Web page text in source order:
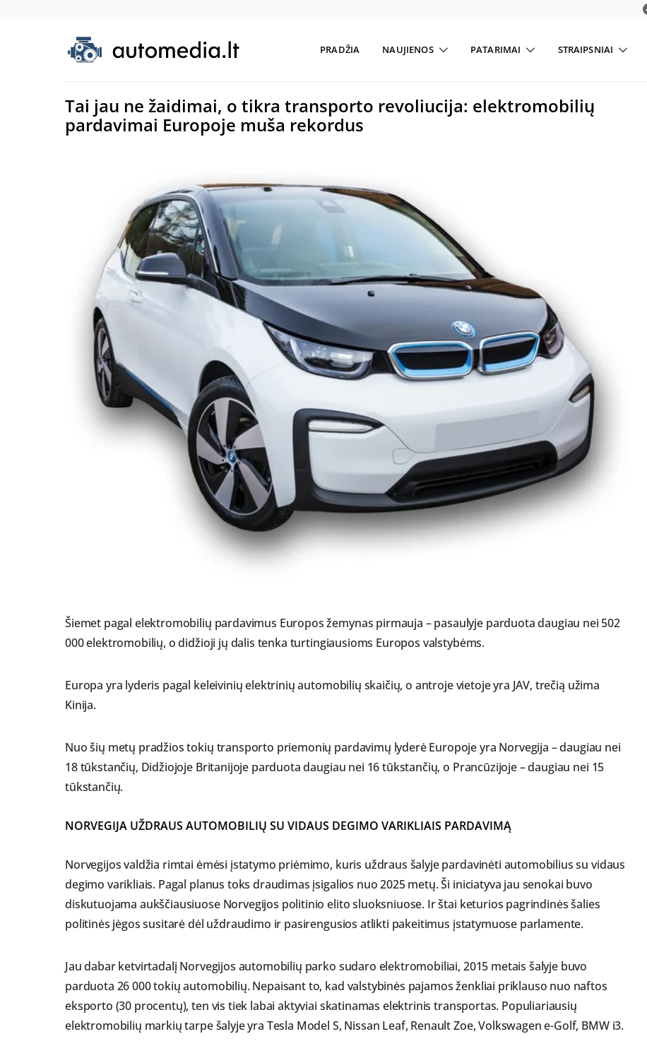
PRADŽIA NAUJIENOS PATARIMAI STRAIPSNIAI
Tai jau ne žaidimai, o tikra transporto revoliucija: elektromobilių
pardavimai Europoje muša rekordus
Šiemet pagal elektromobilių pardavimus Europos žemynas pirmauja – pasaulyje parduota daugiau nei 502
000 elektromobilių, o didžioji jų dalis tenka turtingiausioms Europos valstybėms.
Europa yra lyderis pagal keleivinių elektrinių automobilių skaičių, o antroje vietoje yra JAV, trečią užima
Kinija.
Nuo šių metų pradžios tokių transporto priemonių pardavimų lyderė Europoje yra Norvegija – daugiau nei
18 tūkstančių, Didžiojoje Britanijoje parduota daugiau nei 16 tūkstančių, o Prancūzijoje – daugiau nei 15
tūkstančių.
NORVEGIJA UŽDRAUS AUTOMOBILIŲ SU VIDAUS DEGIMO VARIKLIAIS PARDAVIMĄ
Norvegijos valdžia rimtai ėmėsi įstatymo priėmimo, kuris uždraus šalyje pardavinėti automobilius su vidaus
degimo varikliais. Pagal planus toks draudimas įsigalios nuo 2025 metų. Ši iniciatyva jau senokai buvo
diskutuojama aukščiausiuose Norvegijos politinio elito sluoksniuose. Ir štai keturios pagrindinės šalies
politinės jėgos susitarė dėl uždraudimo ir pasirengusios atlikti pakeitimus įstatymuose parlamente.
Jau dabar ketvirtadalį Norvegijos automobilių parko sudaro elektromobiliai, 2015 metais šalyje buvo
parduota 26 000 tokių automobilių. Nepaisant to, kad valstybinės pajamos ženkliai priklauso nuo naftos
eksporto (30 procentų), ten vis tiek labai aktyviai skatinamas elektrinis transportas. Populiariausių
elektromobilių markių tarpe šalyje yra Tesla Model S, Nissan Leaf, Renault Zoe, Volkswagen e-Golf, BMW i3.